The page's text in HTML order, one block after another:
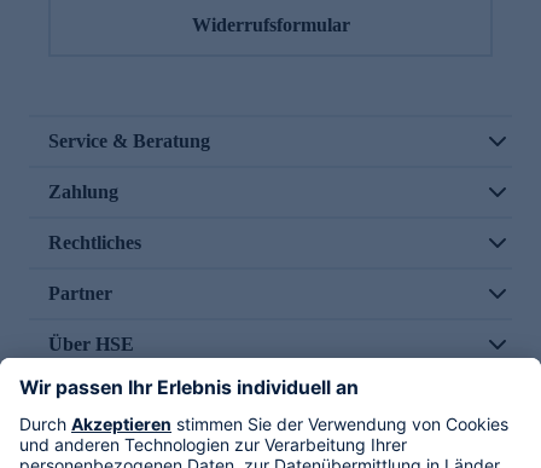
Widerrufsformular
Service & Beratung
Zahlung
Rechtliches
Partner
Über HSE
Im TV
HSE International